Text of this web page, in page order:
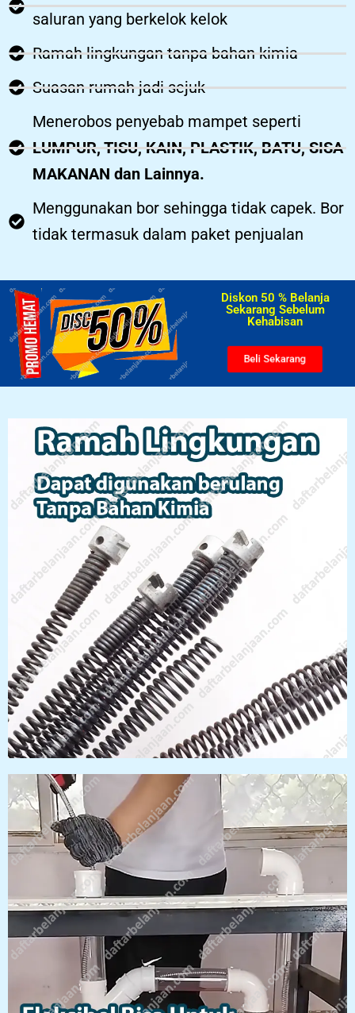
saluran yang berkelok kelok
Ramah lingkungan tanpa bahan kimia
Suasan rumah jadi sejuk
Menerobos penyebab mampet seperti
LUMPUR, TISU, KAIN, PLASTIK, BATU, SISA
MAKANAN dan Lainnya.
Menggunakan bor sehingga tidak capek. Bor
tidak termasuk dalam paket penjualan
Diskon 50 % Belanja
Sekarang Sebelum
Kehabisan​
Beli Sekarang